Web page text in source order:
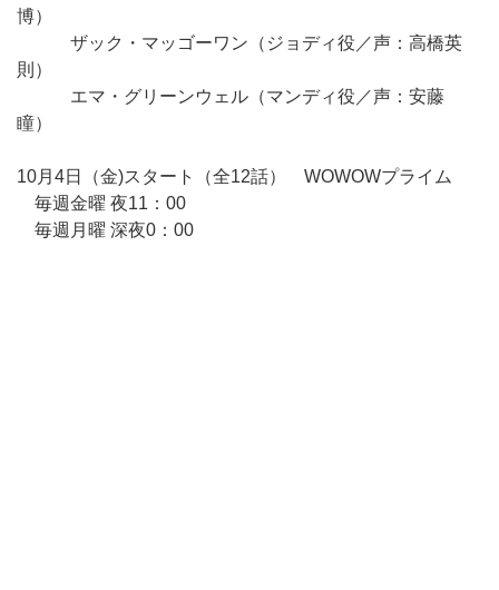
博）
ザック・マッゴーワン（ジョディ役／声：高橋英
則）
エマ・グリーンウェル（マンディ役／声：安藤
瞳）
10月4日（金)スタート（全12話） WOWOWプライム
毎週金曜 夜11：00
毎週月曜 深夜0：00